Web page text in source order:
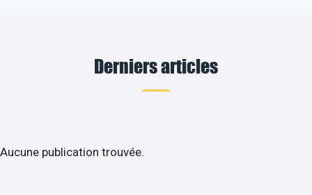
Derniers articles
Aucune publication trouvée.